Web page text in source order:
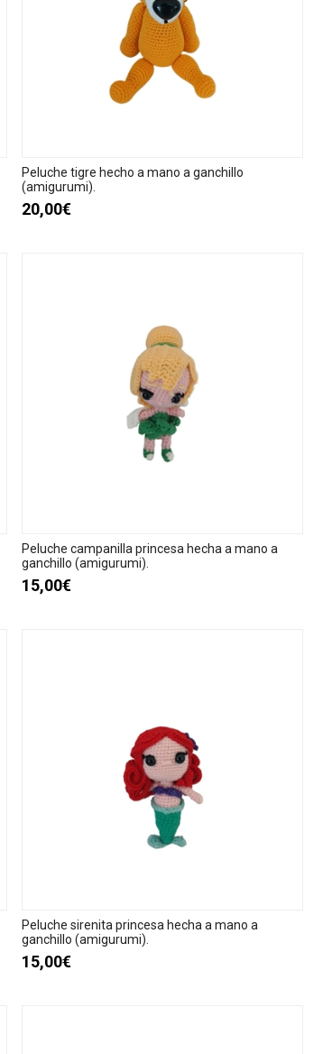
Peluche tigre hecho a mano a ganchillo
(amigurumi).
20,00€
Peluche campanilla princesa hecha a mano a
ganchillo (amigurumi).
15,00€
Peluche sirenita princesa hecha a mano a
ganchillo (amigurumi).
15,00€